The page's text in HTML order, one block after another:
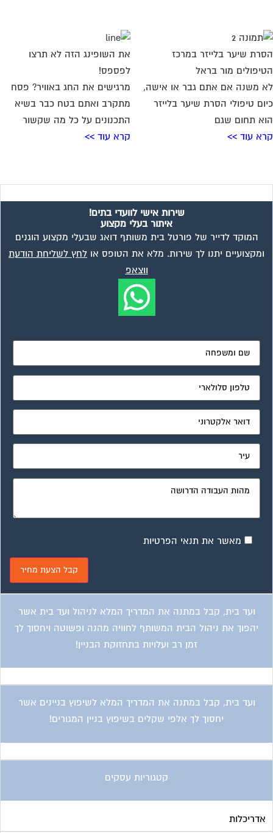
שיער בלייזר במרכז
מור בראל
משנה אם אתם גבר או אישה,
טיפולי הסרת שיער בלייזר
תחום שגם
עוד >>
את השופינג הזה לא תרצו
לפספס!
מרגישים את החג באוויר? פסח
מתקרב ואתם בטח כבר בשיא
התכנונים על כל מה שקשור
קרא עוד >>
שירות אישי לוועדי בתים!
איתור בעלי מקצוע
המוקד לדייר של פורטל בית משותף דואג שבעלי מקצוע הוגנים
ומקצועיים יתנו לך שירות. מלא את הטופס אולחץ לשליחת הודעת
ווצאפ
מאשר את תנאי הפרטיות
ועד בית, קבל במתנה את המדריך המלא לניהול ועד בית אשר
יהפוך את ניהול הבית המשותף לחוויה מהנה ופשוטה ויחסוך לך
זמן רב ועלויות בתחזוקת הבניין!
ועד בית, קבל במתנה את המדריך המלא לשיפוץ בניינים אשר
יחסוך לך אלפי שקלים בשיפוץ בניין המגורים!
קטגוריות עסקים
אדריכלות